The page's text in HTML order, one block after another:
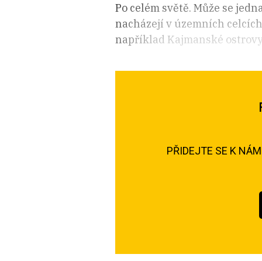
Po celém světě. Může se
nacházejí v územních
například Kajmanské
PŘIDEJTE SE K